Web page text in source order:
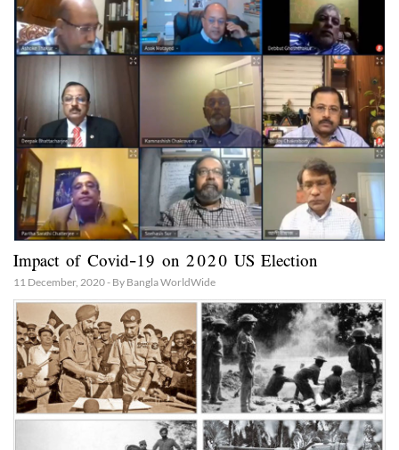
Impact of Covid-19 on 2020 US Election
11 December, 2020 - By Bangla WorldWide